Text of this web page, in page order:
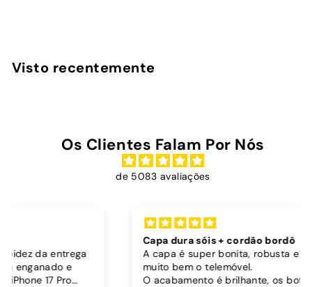
9
Visto recentemente
Os Clientes Falam Por Nós
de 5083 avaliações
Capa dura sóis + cordão bordô
A capa é super bonita, robusta e parece proteger
muito bem o telemóvel.
O acabamento é brilhante, os botões funcionam